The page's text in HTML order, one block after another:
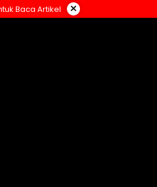
Baca Artikel ×